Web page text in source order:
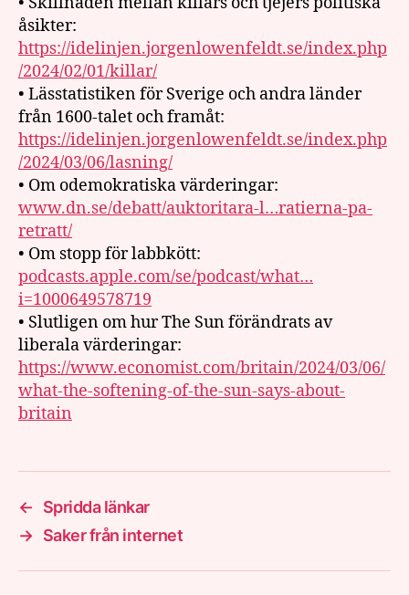
åsikter:
https://idelinjen.jorgenlowenfeldt.se/index.php
/2024/02/01/killar/
• Lässtatistiken för Sverige och andra länder
från 1600-talet och framåt:
https://idelinjen.jorgenlowenfeldt.se/index.php
/2024/03/06/lasning/
• Om odemokratiska värderingar:
www.dn.se/debatt/auktoritara-l…ratierna-pa-
retratt/
• Om stopp för labbkött:
podcasts.apple.com/se/podcast/what…
i=1000649578719
• Slutligen om hur The Sun förändrats av
liberala värderingar:
https://www.economist.com/britain/2024/03/06/
what-the-softening-of-the-sun-says-about-
britain
←
Spridda länkar
→ Saker från internet